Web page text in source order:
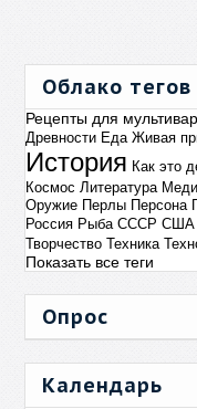
Облако тегов
Рецепты для
Древности Еда Живая
История Как это
Космос Литература
Оружие Перлы Персона
Россия Рыба СССР США
Творчество Техника
Показать все теги
Опрос
Календарь